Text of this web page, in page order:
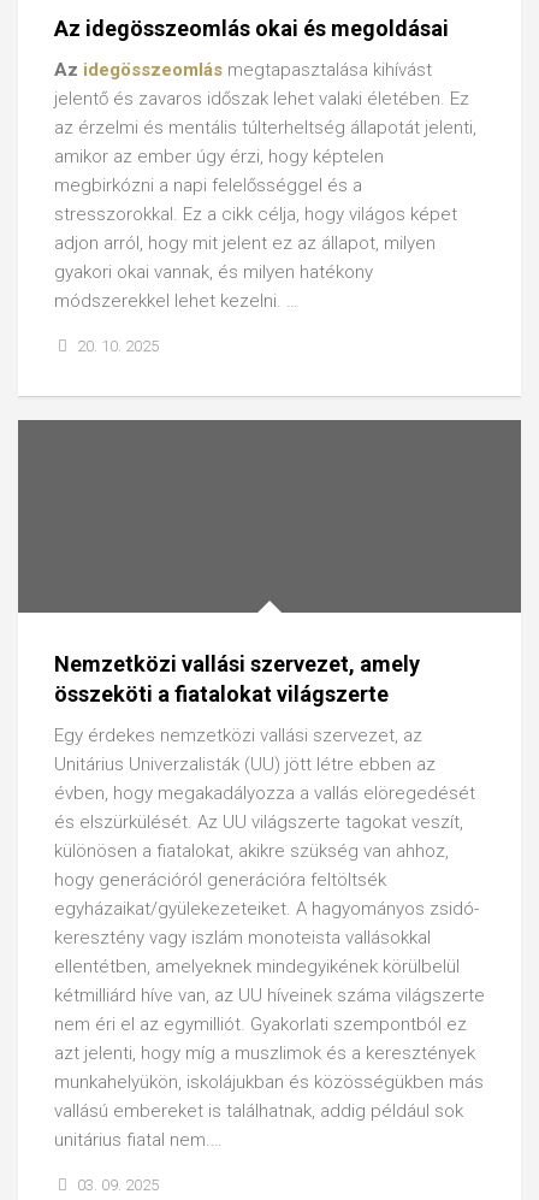
Az idegösszeomlás okai és megoldásai
Az idegösszeomlás megtapasztalása kihívást
jelentő és zavaros időszak lehet valaki életében. Ez
az érzelmi és mentális túlterheltség állapotát jelenti,
amikor az ember úgy érzi, hogy képtelen
megbirkózni a napi felelősséggel és a
stresszorokkal. Ez a cikk célja, hogy világos képet
adjon arról, hogy mit jelent ez az állapot, milyen
gyakori okai vannak, és milyen hatékony
módszerekkel lehet kezelni. …
20. 10. 2025
Nemzetközi vallási szervezet, amely
összeköti a fiatalokat világszerte
Egy érdekes nemzetközi vallási szervezet, az
Unitárius Univerzalisták (UU) jött létre ebben az
évben, hogy megakadályozza a vallás elöregedését
és elszürkülését. Az UU világszerte tagokat veszít,
különösen a fiatalokat, akikre szükség van ahhoz,
hogy generációról generációra feltöltsék
egyházaikat/gyülekezeteiket. A hagyományos zsidó-
keresztény vagy iszlám monoteista vallásokkal
ellentétben, amelyeknek mindegyikének körülbelül
kétmilliárd híve van, az UU híveinek száma világszerte
nem éri el az egymilliót. Gyakorlati szempontból ez
azt jelenti, hogy míg a muszlimok és a keresztények
munkahelyükön, iskolájukban és közösségükben más
vallású embereket is találhatnak, addig például sok
unitárius fiatal nem.…
03. 09. 2025